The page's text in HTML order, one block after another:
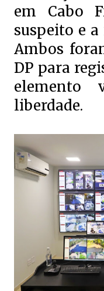
em Cabo
suspeito e
Ambos
DP para
elemento
liberdade.